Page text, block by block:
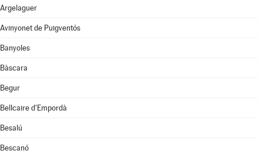
Argelaguer
Avinyonet de Puigventós
Banyoles
Bàscara
Begur
Bellcaire d'Empordà
Besalú
Bescanó